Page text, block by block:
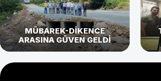
MÜBAREK-DİKENCE
ARASINA GÜVEN GELDİ